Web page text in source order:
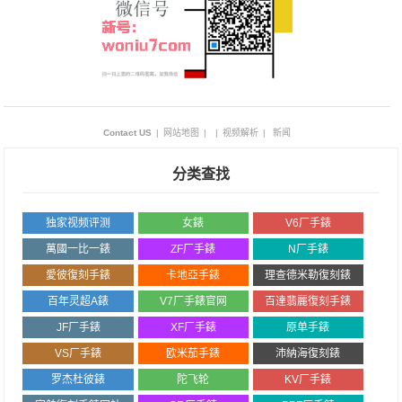
Contact US | 网站地图 | | 视频解析 | 新闻
分类查找
独家视频评测 女錶 V6厂手錶
萬國一比一錶 ZF厂手錶 N厂手錶
愛彼復刻手錶 卡地亞手錶 理查德米勒復刻錶
百年灵超A錶 V7厂手錶官网 百達翡麗復刻手錶
JF厂手錶 XF厂手錶 原单手錶
VS厂手錶 欧米茄手錶 沛納海復刻錶
罗杰杜彼錶 陀飞轮 KV厂手錶